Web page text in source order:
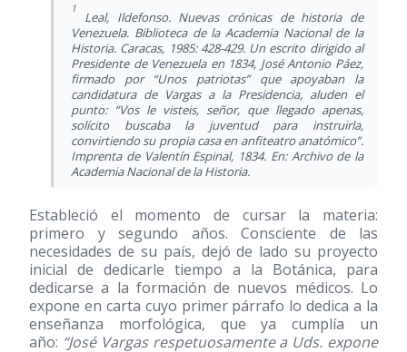
1
Leal, Ildefonso. Nuevas crónicas de historia de
Venezuela. Biblioteca de la Academia Nacional de la
Historia. Caracas, 1985: 428-429. Un escrito dirigido al
Presidente de Venezuela en 1834, José Antonio Páez,
firmado por “Unos patriotas” que apoyaban la
candidatura de Vargas a la Presidencia, aluden el
punto: “Vos le visteis, señor, que llegado apenas,
solícito buscaba la juventud para instruirla,
convirtiendo su propia casa en anfiteatro anatómico”.
Imprenta de Valentín Espinal, 1834. En: Archivo de la
Academia Nacional de la Historia.
Estableció el momento de cursar la materia:
primero y segundo años. Consciente de las
necesidades de su país, dejó de lado su proyecto
inicial de dedicarle tiempo a la Botánica, para
dedicarse a la formación de nuevos médicos. Lo
expone en carta cuyo primer párrafo lo dedica a la
enseñanza morfológica, que ya cumplía un
año: “José Vargas respetuosamente a Uds. expone